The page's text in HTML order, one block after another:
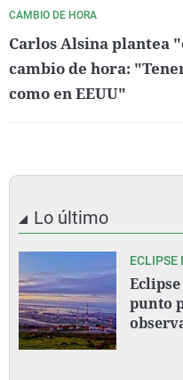
CAMBIO DE HORA
Carlos Alsina plantea
cambio de hora:
como en EEUU"
Lo último
ECLIPSE
punto